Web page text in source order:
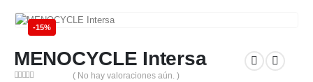
-15%
MENOCYCLE Intersa
( No hay valoraciones aún. )